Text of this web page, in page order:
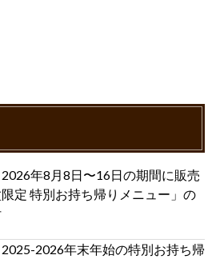
年8月8日〜16日の期間に販売
定 特別お持ち帰りメニュー」の
2026年末年始の特別お持ち帰